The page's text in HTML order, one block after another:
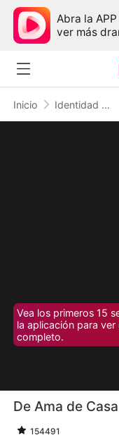
Abra la
ver más
Inicio Identidad Oculta
Vea los primeros 15
la aplicación para ver
completo.
De Ama de
154491